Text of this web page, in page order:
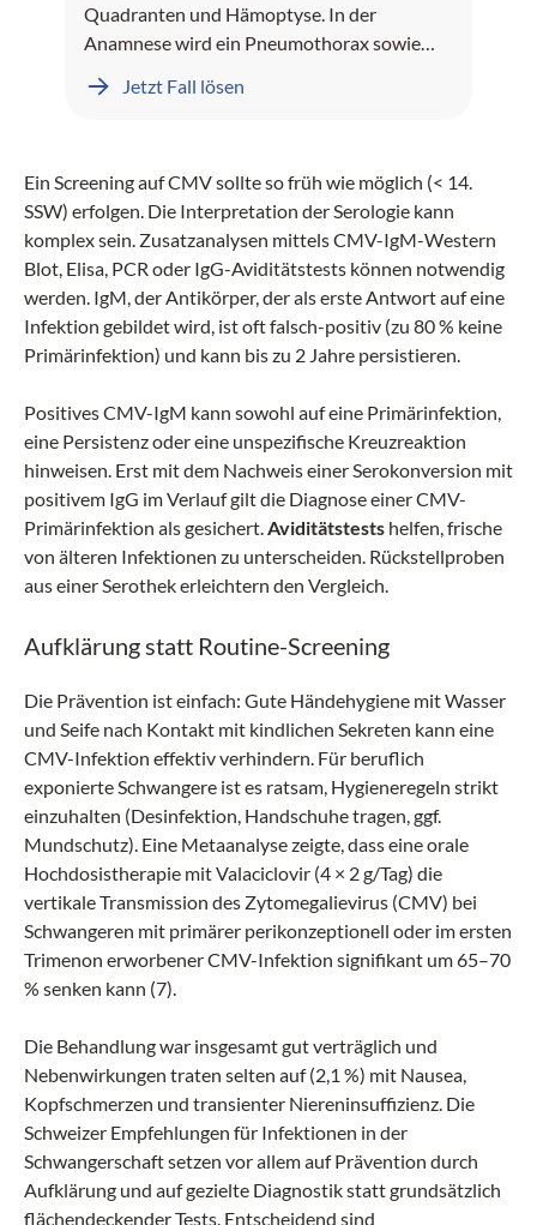
Quadranten und Hämoptyse. In der
Anamnese wird ein Pneumothorax sowie
Jetzt Fall lösen
Ein Screening auf CMV sollte so früh wie möglich (< 14.
SSW) erfolgen. Die Interpretation der Serologie kann
komplex sein. Zusatzanalysen mittels CMV-IgM-Western
Blot, Elisa, PCR oder IgG-Aviditätstests können notwendig
werden. IgM, der Antikörper, der als erste Antwort auf eine
Infektion gebildet wird, ist oft falsch-positiv (zu 80 % keine
Primärinfektion) und kann bis zu 2 Jahre persistieren.
Positives CMV-IgM kann sowohl auf eine Primärinfektion,
eine Persistenz oder eine unspezifische Kreuzreaktion
hinweisen. Erst mit dem Nachweis einer Serokonversion mit
positivem IgG im Verlauf gilt die Diagnose einer CMV-
Primärinfektion als gesichert. Aviditätstests helfen, frische
von älteren Infektionen zu unterscheiden. Rückstellproben
aus einer Serothek erleichtern den Vergleich.
Aufklärung statt Routine-Screening
Die Prävention ist einfach: Gute Händehygiene mit Wasser
und Seife nach Kontakt mit kindlichen Sekreten kann eine
CMV-Infektion effektiv verhindern. Für beruflich
exponierte Schwangere ist es ratsam, Hygieneregeln strikt
einzuhalten (Desinfektion, Handschuhe tragen, ggf.
Mundschutz). Eine Metaanalyse zeigte, dass eine orale
Hochdosistherapie mit Valaciclovir (4 × 2 g/Tag) die
vertikale Transmission des Zytomegalievirus (CMV) bei
Schwangeren mit primärer perikonzeptionell oder im ersten
Trimenon erworbener CMV-Infektion signifikant um 65–70
% senken kann (7).
Die Behandlung war insgesamt gut verträglich und
Nebenwirkungen traten selten auf (2,1 %) mit Nausea,
Kopfschmerzen und transienter Niereninsuffizienz. Die
Schweizer Empfehlungen für Infektionen in der
Schwangerschaft setzen vor allem auf Prävention durch
Aufklärung und auf gezielte Diagnostik statt grundsätzlich
flächendeckender Tests. Entscheidend sind